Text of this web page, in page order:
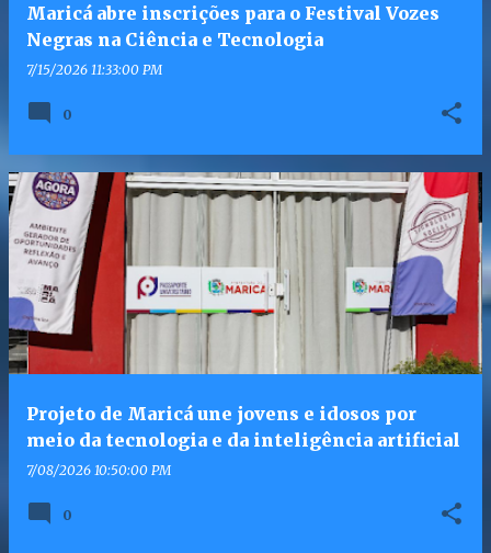
Maricá abre inscrições para o Festival Vozes
Negras na Ciência e Tecnologia
7/15/2026 11:33:00 PM
0
Projeto de Maricá une jovens e idosos por
meio da tecnologia e da inteligência artificial
7/08/2026 10:50:00 PM
0